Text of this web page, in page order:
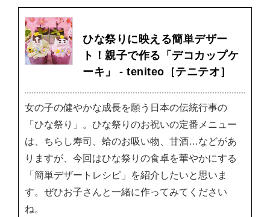
ひな祭りに映える簡単デザー
ト！親子で作る「デコカップケ
ーキ」 - teniteo［テニテオ］
女の子の健やかな成長を願う日本の伝統行事の
「ひな祭り」。ひな祭りのお祝いの定番メニュー
は、ちらし寿司、蛤のお吸い物、甘酒…などがあ
りますが、今回はひな祭りの食卓を華やかにする
「簡単デザートレシピ」を紹介したいと思いま
す。ぜひお子さんと一緒に作ってみてください
ね。